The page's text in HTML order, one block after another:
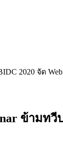
2020 จัด
ข้ามทวีป